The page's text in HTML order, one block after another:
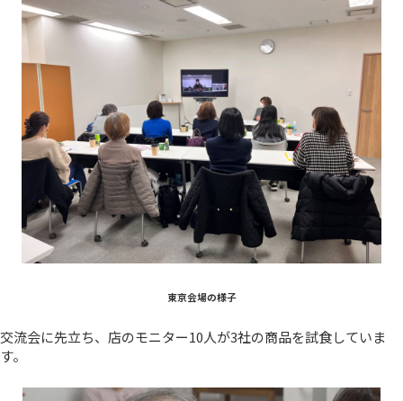
東京会場の様子
交流会に先立ち、店のモニター10人が3社の商品を試食していま
す。